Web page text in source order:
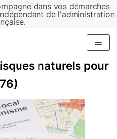
dans vos démarches
de l'administration
naturels pour